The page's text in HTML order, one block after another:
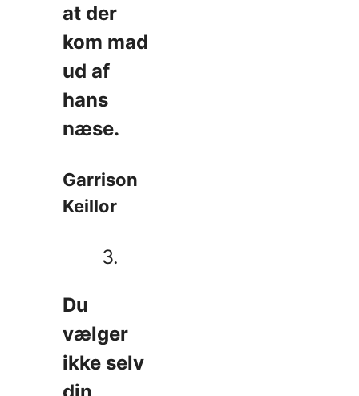
at der
kom mad
ud af
hans
næse.
Garrison
Keillor
3.
Du
vælger
ikke selv